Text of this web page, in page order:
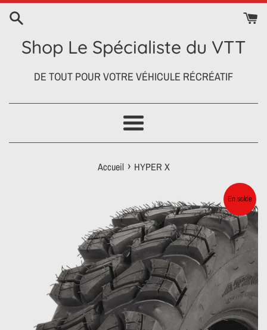
Passer
contenuShop Le Spécialiste du VTT
DE TOUT POUR VOTRE VÉHICULE RÉCRÉATIF
Menu
Accueil › HYPER X
En solde